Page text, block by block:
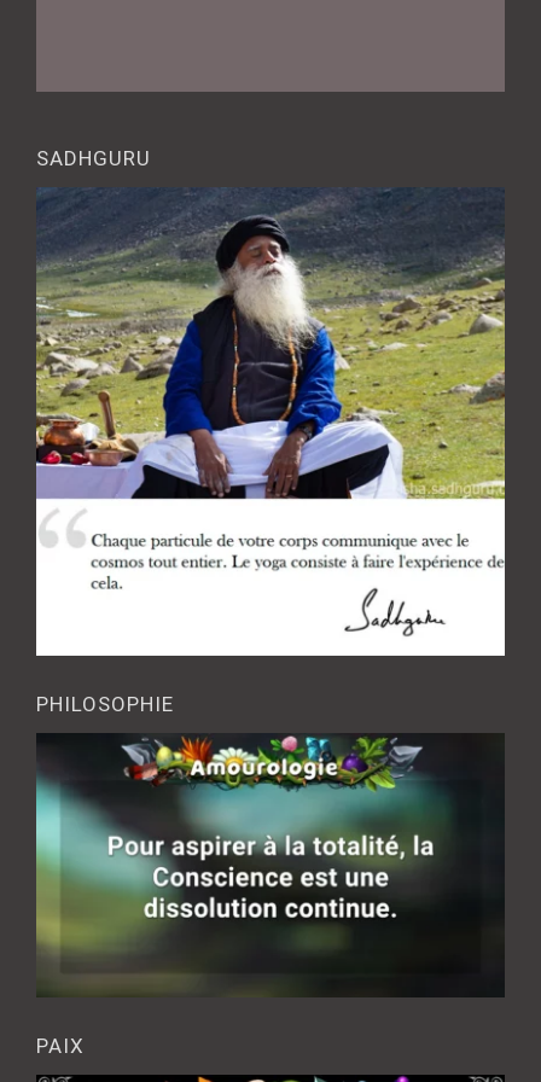
SADHGURU
PHILOSOPHIE
PAIX